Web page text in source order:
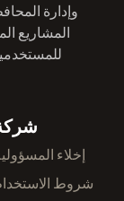
وإدارة
المشاريع
إخلاء
شروط